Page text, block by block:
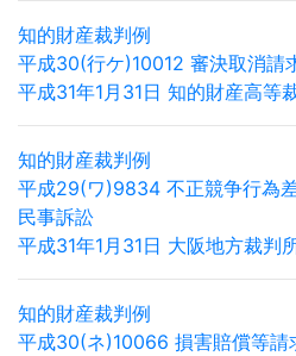
知的財産裁判例
平成30(行ケ)10012 審決取消請
平成31年1月31日 知的財産高等
知的財産裁判例
平成29(ワ)9834 不正競争行為
民事訴訟
平成31年1月31日 大阪地方裁判
知的財産裁判例
平成30(ネ)10066 損害賠償等請